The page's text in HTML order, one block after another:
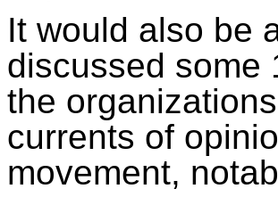
It would also be
discussed some
the
currents of
movement,